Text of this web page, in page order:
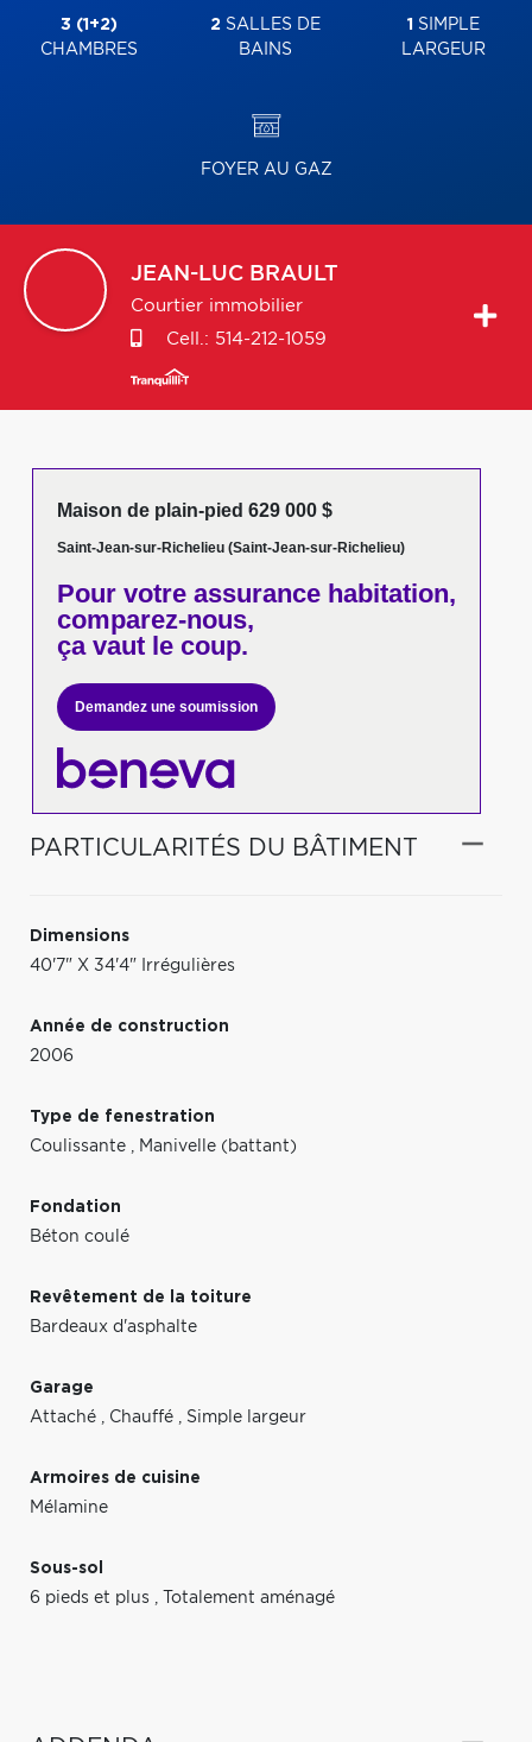
3 (1+2)
CHAMBRES
2 SALLES DE
BAINS
1 SIMPLE
LARGEUR
FOYER AU GAZ
JEAN-LUC BRAULT
Courtier immobilier
Cell.: 514-212-1059
Maison de plain-pied 629 000 $
Saint-Jean-sur-Richelieu (Saint-Jean-sur-Richelieu)
Pour votreassurance habitation,
comparez-nous,
ça vaut le coup.
Demandez une soumission
PARTICULARITÉS DU BÂTIMENT
Dimensions
40'7" X 34'4" Irrégulières
Année de construction
2006
Type de fenestration
Coulissante , Manivelle (battant)
Fondation
Béton coulé
Revêtement de la toiture
Bardeaux d'asphalte
Garage
Attaché , Chauffé , Simple largeur
Armoires de cuisine
Mélamine
Sous-sol
6 pieds et plus , Totalement aménagé